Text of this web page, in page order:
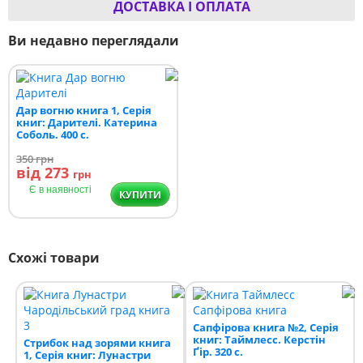
ДОСТАВКА І ОПЛАТА
Ви недавно переглядали
Дар вогню книга 1, Серія
книг: Дарителі. Катерина
Соболь. 400 с.
350грн
від 273 грн
Є в наявності КУПИТИ
Схожі товари
Стрибок над зорями книга
1, Серія книг: Лунастри
Сапфірова книга №2, Серія
книг: Таймлесс. Керстін
Ґір. 320 с.